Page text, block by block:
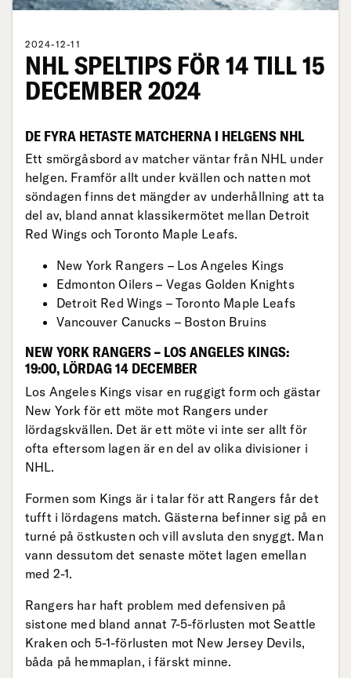
2024-12-11
NHL SPELTIPS FÖR 14 TILL 15
DECEMBER 2024
DE FYRA HETASTE MATCHERNA I HELGENS NHL
Ett smörgåsbord av matcher väntar från NHL under
helgen. Framför allt under kvällen och natten mot
söndagen finns det mängder av underhållning att ta
del av, bland annat klassikermötet mellan Detroit
Red Wings och Toronto Maple Leafs.
New York Rangers – Los Angeles Kings
Edmonton Oilers – Vegas Golden Knights
Detroit Red Wings – Toronto Maple Leafs
Vancouver Canucks – Boston Bruins
NEW YORK RANGERS – LOS ANGELES KINGS:
19:00, LÖRDAG 14 DECEMBER
Los Angeles Kings visar en ruggigt form och gästar
New York för ett möte mot Rangers under
lördagskvällen. Det är ett möte vi inte ser allt för
ofta eftersom lagen är en del av olika divisioner i
NHL.
Formen som Kings är i talar för att Rangers får det
tufft i lördagens match. Gästerna befinner sig på en
turné på östkusten och vill avsluta den snyggt. Man
vann dessutom det senaste mötet lagen emellan
med 2-1.
Rangers har haft problem med defensiven på
sistone med bland annat 7-5-förlusten mot Seattle
Kraken och 5-1-förlusten mot New Jersey Devils,
båda på hemmaplan, i färskt minne.